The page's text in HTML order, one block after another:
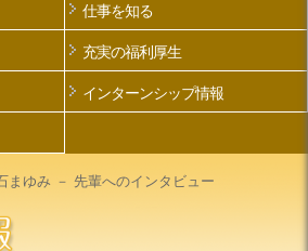
仕事を知る
充実の福利厚生
インターンシップ情報
まゆみ － 先輩へのインタビュー